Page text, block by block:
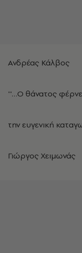
Ανδρέας Κάλβος
''…Ο θάνατος
την ευγενική
Γιώργος Χειμωνάς